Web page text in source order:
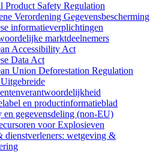
Product Safety Regulation
Verordening Gegevensbescherming
informatieverplichtingen
marktdeelnemers
Accessibility Act
Data Act
Union Deforestation Regulation
en productinformatieblad
en gegevensdeling (non-EU)
voor Explosieven
dienstverleners: wetgeving &